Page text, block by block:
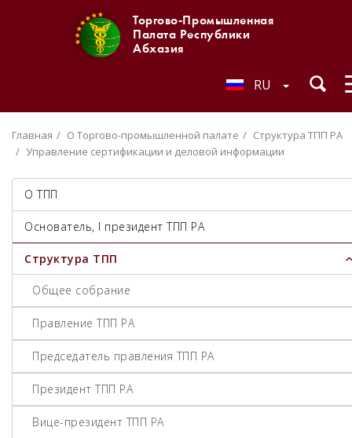
Торгово-Промышленная
Палата Республики
Абхазия
RU
Главная О Торгово-промышленной палате
Структура ТПП РА
Управление сертификации и деловой информации
О ТПП
Основатель, I президент ТПП РА
Структура ТПП
Общее собрание
Правление ТПП РА
Председатель правления ТПП РА
Президент ТПП РА
Вице-президент ТПП РА